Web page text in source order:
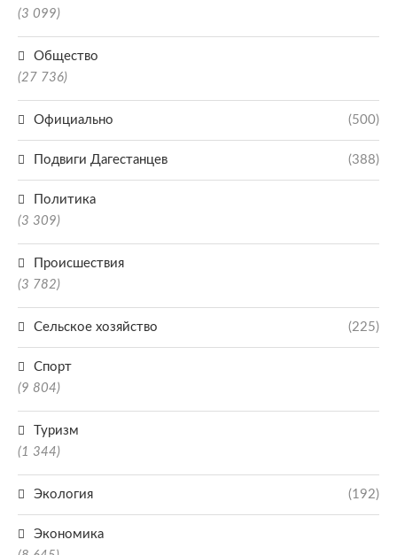
(3 099)
Общество
(27 736)
Официально (500)
Подвиги Дагестанцев (388)
Политика
(3 309)
Происшествия
(3 782)
Сельское хозяйство (225)
Спорт
(9 804)
Туризм
(1 344)
Экология (192)
Экономика